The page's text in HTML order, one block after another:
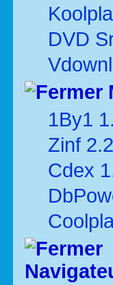
DVD
1By1
Zinf
Cdex